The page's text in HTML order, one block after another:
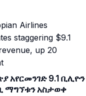
አየርመንገድ 9.1 ቢሊዮን
ማግኘቱን አስታወቀ